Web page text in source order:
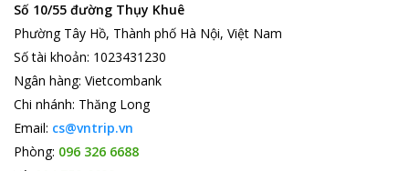
Số 10/55 đường Thụy Khuê
Phường Tây Hồ, Thành phố Hà Nội, Việt Nam
Số tài khoản: 1023431230
Ngân hàng: Vietcombank
Chi nhánh: Thăng Long
Email: cs@vntrip.vn
Phòng: 096 326 6688